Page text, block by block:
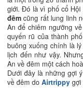
giới. Đó là vì phố cổ
đêm cũng rất lung linh
An để chiêm ngưỡng
quyến rũ của thành
buông xuống chính là
lịch đến như vậy.
An về đêm một cách
Dưới đây là những gợi
về đêm do Airtrippy gợi